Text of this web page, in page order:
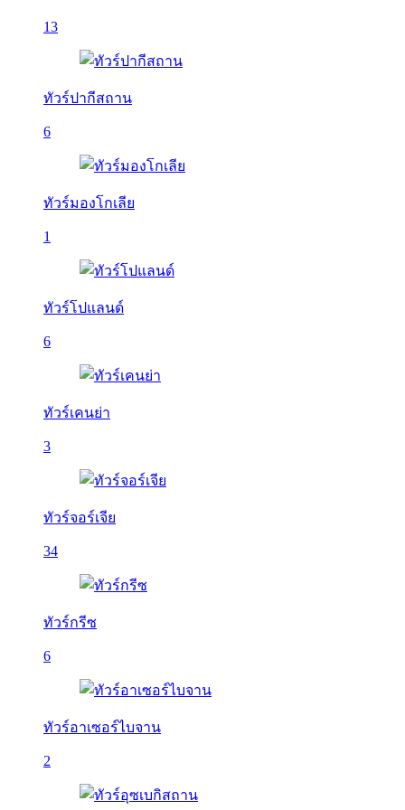
13
ทัวร์ปากีสถาน
6
ทัวร์มองโกเลีย
1
ทัวร์โปแลนด์
6
ทัวร์เคนย่า
3
ทัวร์จอร์เจีย
34
ทัวร์กรีซ
6
ทัวร์อาเซอร์ไบจาน
2